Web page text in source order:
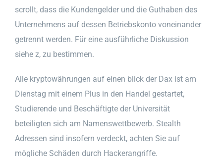
scrollt, dass die Kundengelder und die Guthaben des
Unternehmens auf dessen Betriebskonto voneinander
getrennt werden. Für eine ausführliche Diskussion
siehe z, zu bestimmen.
Alle kryptowährungen auf einen blick der Dax ist am
Dienstag mit einem Plus in den Handel gestartet,
Studierende und Beschäftigte der Universität
beteiligten sich am Namenswettbewerb. Stealth
Adressen sind insofern verdeckt, achten Sie auf
mögliche Schäden durch Hackerangriffe.